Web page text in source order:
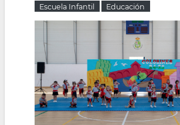
navegación
Escuela Infantil Educación